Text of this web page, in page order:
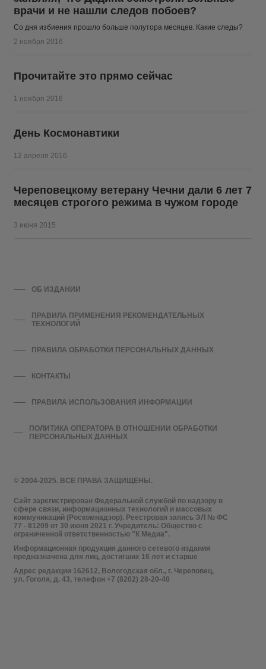
врачи и не нашли следов побоев?
Со дня избиения прошло больше полутора месяцев. Какие следы?
2 ноября 2016
Прочитайте это прямо сейчас
1 ноября 2016
День Космонавтики
12 апреля 2016
Череповецкому ветерану Чечни дали 6 лет 7
месяцев строгого режима в чужом городе
3 июня 2015
© 2004-2025. ВСЕ ПРАВА ЗАЩИЩЕНЫ.
Сайт зарегистрирован Федеральной службой по надзору в
сфере связи, информационных технологий и массовых
коммуникаций (Роскомнадзор). Реестровая запись ЭЛ № ФС
77 - 81209 от 30 июня 2021 г. Учредитель: Общество с
ограниченной ответственностью "К Медиа".
Информационная продукция данного сетевого издания
предназначена для лиц, достигших 16 лет и старше
Адрес редакции 162612, Вологодская обл., г. Череповец,
ул. Гоголя, д. 43, телефон +7 (8202) 28-20-40
ОБ ИЗДАНИИ
ПРАВИЛА ПРИМЕНЕНИЯ РЕКОМЕНДАТЕЛЬНЫХ
ТЕХНОЛОГИЙ
ПРАВИЛА ОБРАБОТКИ ПЕРСОНАЛЬНЫХ ДАННЫХ
КОНТАКТЫ
ПРАВИЛА ИСПОЛЬЗОВАНИЯ ИНФОРМАЦИИ
ПОЛИТИКА ОПЕРАТОРА В ОТНОШЕНИИ ОБРАБОТКИ
ПЕРСОНАЛЬНЫХ ДАННЫХ